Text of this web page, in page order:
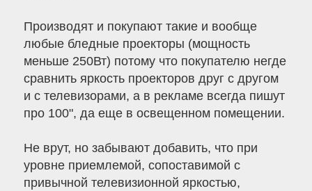
Производят и покупают такие и вообще
любые бледные проекторы (мощность
меньше 250Вт) потому что покупателю негде
сравнить яркость проекторов друг с другом
и с телевизорами, а в рекламе всегда пишут
про 100", да еще в освещенном помещении.
Не врут, но забывают добавить, что при
уровне приемлемой, сопоставимой с
привычной телевизионной яркостью,